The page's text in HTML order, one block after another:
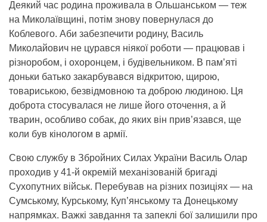
Деякий час родина проживала в Ольшанськом — теж
на Миколаївщині, потім знову повернулася до
Коблевого. Аби забезпечити родину, Василь
Миколайович не цурався ніякої роботи — працював і
різноробом, і охоронцем, і будівельником. В пам’яті
доньки батько закарбувався відкритою, щирою,
товариською, безвідмовною та доброю людиною. Ця
доброта стосувалася не лише його оточення, а й
тварин, особливо собак, до яких він прив’язався, ще
коли був кінологом в армії.
Свою службу в Збройних Силах України Василь Олар
проходив у 41-й окремій механізованій бригаді
Сухопутних військ. Перебував на різних позиціях — на
Сумському, Курському, Куп’янському та Донецькому
напрямках. Важкі завдання та запеклі бої залишили про